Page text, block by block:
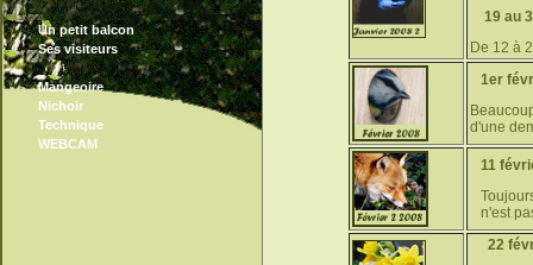
Un petit balcon
Ses visiteurs
Mangeoire
Nichoir
Technique
WEBCAM
19 au
De 12 à
1er
d'une
11
n'est
22